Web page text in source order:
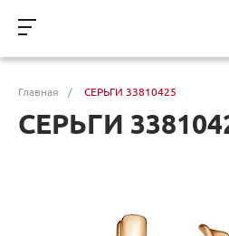
Главная / СЕРЬГИ 33810425
СЕРЬГИ